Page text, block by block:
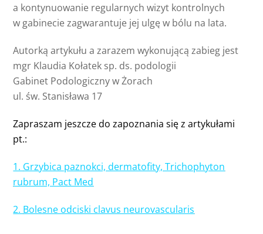
a kontynuowanie regularnych wizyt kontrolnych
w gabinecie zagwarantuje jej ulgę w bólu na lata.
Autorką artykułu a zarazem wykonującą zabieg jest
mgr Klaudia Kołatek sp. ds. podologii
Gabinet Podologiczny w Żorach
ul. św. Stanisława 17
Zapraszam jeszcze do zapoznania się z artykułami
pt.:
1. Grzybica paznokci, dermatofity, Trichophyton
rubrum, Pact Med
2. Bolesne odciski clavus neurovascularis